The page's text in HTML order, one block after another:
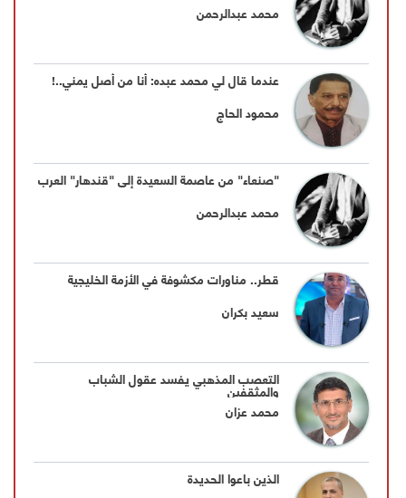
محمد عبدالرحمن
عندما قال لي محمد عبده: أنا من أصل يمني..!
محمود الحاج
"صنعاء" من عاصمة السعيدة إلى "قندهار" العرب
محمد عبدالرحمن
قطر.. مناورات مكشوفة في الأزمة الخليجية
سعيد بكران
التعصب المذهبي يفسد عقول الشباب
والمثقفين
محمد عزان
الذين باعوا الحديدة